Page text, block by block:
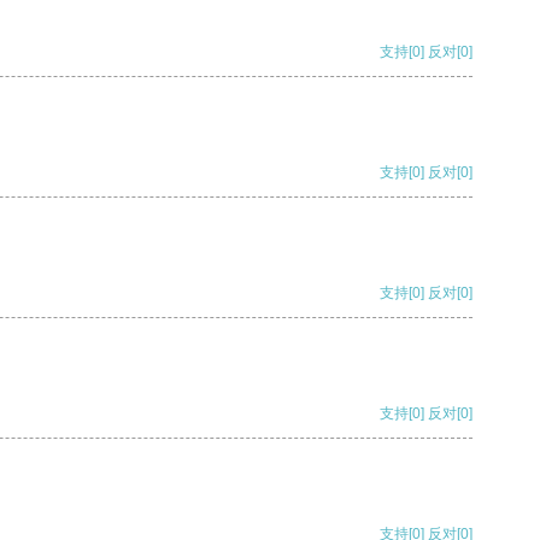
支持[0] 反对[0]
支持[0] 反对[0]
支持[0] 反对[0]
支持[0] 反对[0]
支持[0] 反对[0]